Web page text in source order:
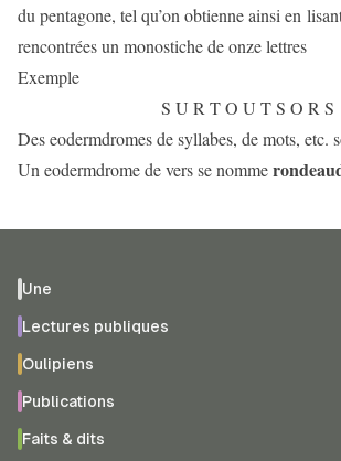
du pentagone, tel qu’on obtienne ainsi en
rencontrées un monostiche de onze lettres
Exemple
S U R T O U T S O R S
Des eodermdromes de syllabes, de mots, etc.
Un eodermdrome de vers se nomme
Une
Lectures publiques
Oulipiens
Publications
Faits & dits